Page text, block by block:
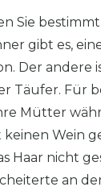
Sie
gibt es,
Der andere
Täufer. Für
Mütter
Wein
Haar nicht
an